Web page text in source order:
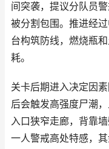
间突袭，提议分队员
被分割包围。推进经
台构筑防线，燃烧瓶
耗。
关卡后期进入决定因
后会触发高强度尸潮
入口狭窄走廊，背靠
一人警戒高处特感，